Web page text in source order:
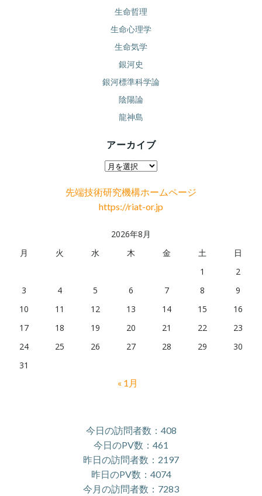
生命哲理
生命心理学
生命気学
銀河史
銀河標準科学論
陰陽論
龍神島
アーカイブ
ア
カ
イ
先端技術研究機構ホームページ
https://riat-or.jp
2026年8月
月
火 水 木 金 土
日
1
2
3
4 5 6 7 8
9
10
11 12 13 14 15
16
17
18 19 20 21 22
23
24
25 26 27 28 29
30
31
« 1月
今日の訪問者数：408
今日のPV数：461
昨日の訪問者数：2197
昨日のPV数：4074
今月の訪問者数：7283